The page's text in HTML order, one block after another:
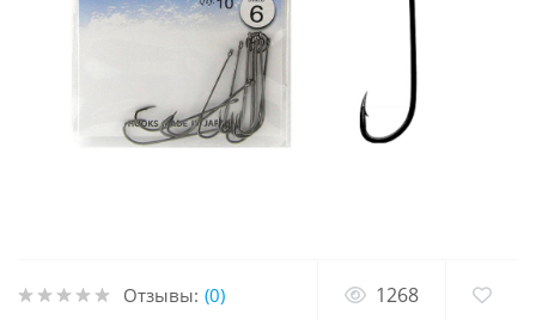
Отзывы: (0) 1268